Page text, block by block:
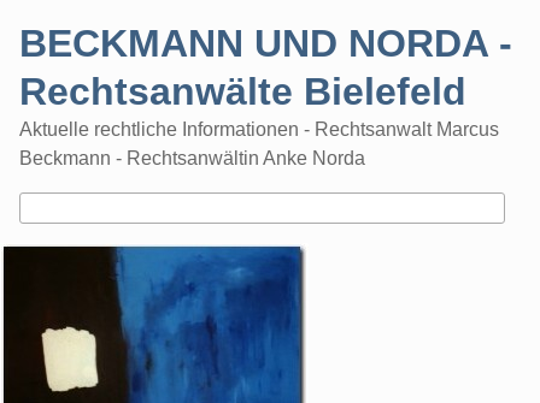
BECKMANN UND NORDA -
Rechtsanwälte Bielefeld
Aktuelle rechtliche Informationen - Rechtsanwalt Marcus
Beckmann - Rechtsanwältin Anke Norda